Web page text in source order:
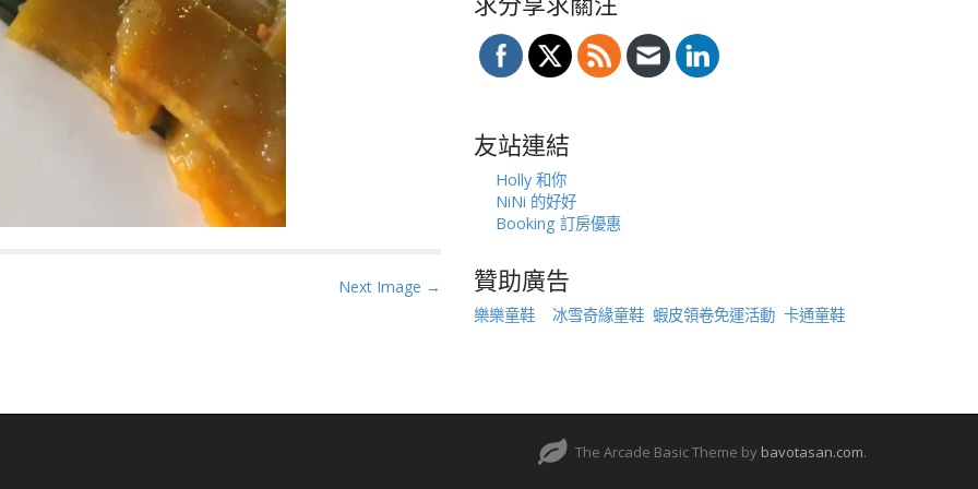
Next Image →
友站連結
Holly 和你
NiNi 的好好
Booking 訂房優惠
贊助廣告
樂樂童鞋 冰雪奇緣童鞋 蝦皮領卷免運活動 卡通童鞋
The Arcade Basic Theme by bavotasan.com.